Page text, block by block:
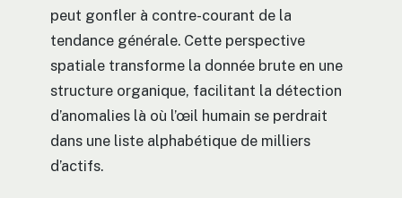
peut gonfler à contre-courant de la
tendance générale. Cette perspective
spatiale transforme la donnée brute en une
structure organique, facilitant la détection
d’anomalies là où l’œil humain se perdrait
dans une liste alphabétique de milliers
d’actifs.